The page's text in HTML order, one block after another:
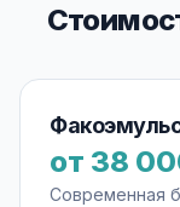
от 38
Современная